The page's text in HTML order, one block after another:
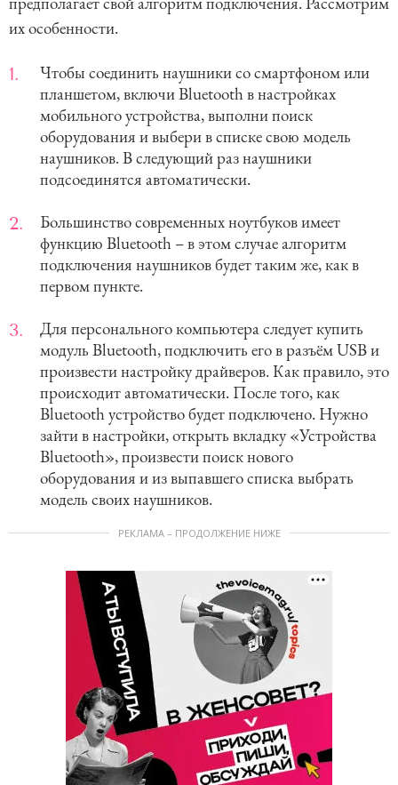
их особенности.
Чтобы соединить наушники со смартфоном или
планшетом, включи Bluetooth в настройках
мобильного устройства, выполни поиск
оборудования и выбери в списке свою модель
наушников. В следующий раз наушники
подсоединятся автоматически.
Большинство современных ноутбуков имеет
функцию Bluetooth – в этом случае алгоритм
подключения наушников будет таким же, как в
первом пункте.
Для персонального компьютера следует купить
модуль Bluetooth, подключить его в разъём USB и
произвести настройку драйверов. Как правило, это
происходит автоматически. После того, как
Bluetooth устройство будет подключено. Нужно
зайти в настройки, открыть вкладку «Устройства
Bluetooth», произвести поиск нового
оборудования и из выпавшего списка выбрать
модель своих наушников.
РЕКЛАМА – ПРОДОЛЖЕНИЕ НИЖЕ